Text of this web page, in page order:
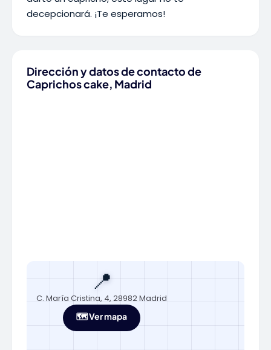
decepcionará. ¡Te esperamos!
Dirección y datos de contacto de
Caprichos cake, Madrid
📍
C. María Cristina, 4, 28982 Madrid
🗺️ Ver mapa